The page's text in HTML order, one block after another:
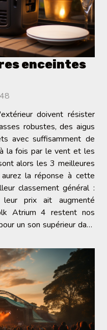
enceintes
doivent résister
robustes, des aigus
avec suffisamment de
la fois par le vent et les
alors les 3 meilleures
la réponse à cette
classement général :
prix ait augmenté
Atrium 4 restent nos
un son supérieur dans